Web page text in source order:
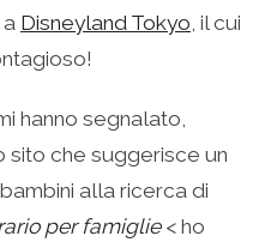
Disneyland Tokyo , il cui
hanno segnalato,
sito che suggerisce un
alla ricerca di
per famiglie< ho